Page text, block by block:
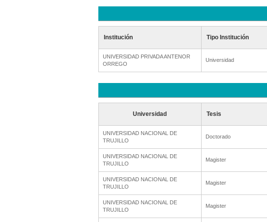
Institución Tipo Institución
UNIVERSIDAD PRIVADA ANTENOR
ORREGO
Universidad
Universidad Tesis
UNIVERSIDAD NACIONAL DE
TRUJILLO
Doctorado
UNIVERSIDAD NACIONAL DE
TRUJILLO
Magister
UNIVERSIDAD NACIONAL DE
TRUJILLO
Magister
UNIVERSIDAD NACIONAL DE
TRUJILLO
Magister